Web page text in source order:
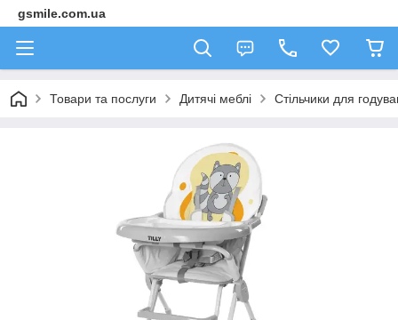
gsmile.com.ua
Товари та послуги Дитячі меблі Стільчики для